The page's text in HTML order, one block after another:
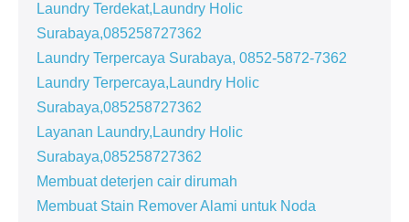
Laundry Terdekat,Laundry Holic
Surabaya,085258727362
Laundry Terpercaya Surabaya, 0852-5872-7362
Laundry Terpercaya,Laundry Holic
Surabaya,085258727362
Layanan Laundry,Laundry Holic
Surabaya,085258727362
Membuat deterjen cair dirumah
Membuat Stain Remover Alami untuk Noda